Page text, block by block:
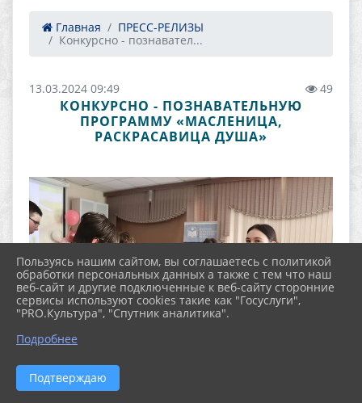
Главная
ПРЕСС-РЕЛИЗЫ
Конкурсно - познавател...
13.03.2024 09:49 49
КОНКУРСНО - ПОЗНАВАТЕЛЬНУЮ
ПРОГРАММУ «МАСЛЕНИЦА,
РАСКРАСАВИЦА ДУША»
Пользуясь нашим сайтом, вы соглашаетесь с политикой
обработки персональных данных а также с тем что наш
веб-сайт и другие подключенные к веб-сайту сторонние
сервисы используют cookies такие как "Госуслуги",
"PRO.Культура", "Спутник аналитика".
Подробнее
Подтверждаю